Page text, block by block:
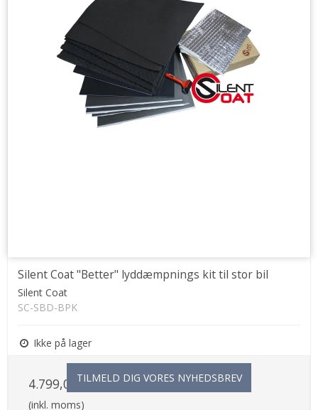
Silent Coat "Better" lyddæmpnings kit til stor bil
Silent Coat
SC-SBD-BPK
Ikke på lager
4.799,00 DKK
(inkl. moms)
TILMELD DIG VORES NYHEDSBREV